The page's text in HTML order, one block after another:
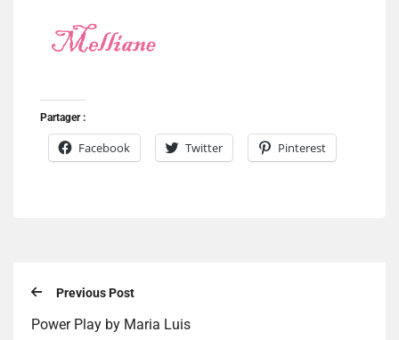
Partager :
Facebook Twitter Pinterest
Previous Post
Power Play by Maria Luis